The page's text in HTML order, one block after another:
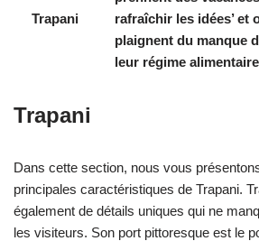
Trapani
rafraîchir les idées’ et
plaignent du manque
leur régime
Trapani
Dans cette section, nous vous
principales caractéristiques de Trapani.
également de détails uniques qui ne
les visiteurs. Son port pittoresque est le